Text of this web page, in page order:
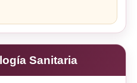
Sanitaria